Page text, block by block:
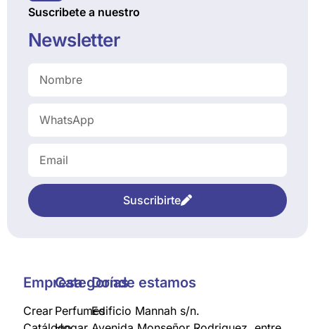
Suscribete a nuestro
Newsletter
Suscribirte
Empresa
Crear
Categorías
Perfumes
Donde estamos
Edificio Mannah s/n.